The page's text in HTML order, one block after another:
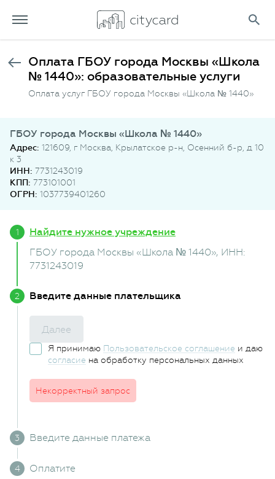
Оплата ГБОУ города Москвы «Школа
№ 1440»: образовательные услуги
Оплата услуг ГБОУ города Москвы «Школа № 1440»
ГБОУ города Москвы «Школа № 1440»
Адрес: 121609, г Москва, Крылатское р-н, Осенний б-р, д 10
к 3
ИНН: 7731243019
КПП: 773101001
ОГРН: 1037739401260
Найдите нужное учреждение
ГБОУ города Москвы «Школа № 1440», ИНН:
7731243019
Введите данные плательщика
Далее
Я принимаю Пользовательское соглашение и даю
согласие на обработку персональных данных
Некорректный запрос
Введите данные платежа
Оплатите